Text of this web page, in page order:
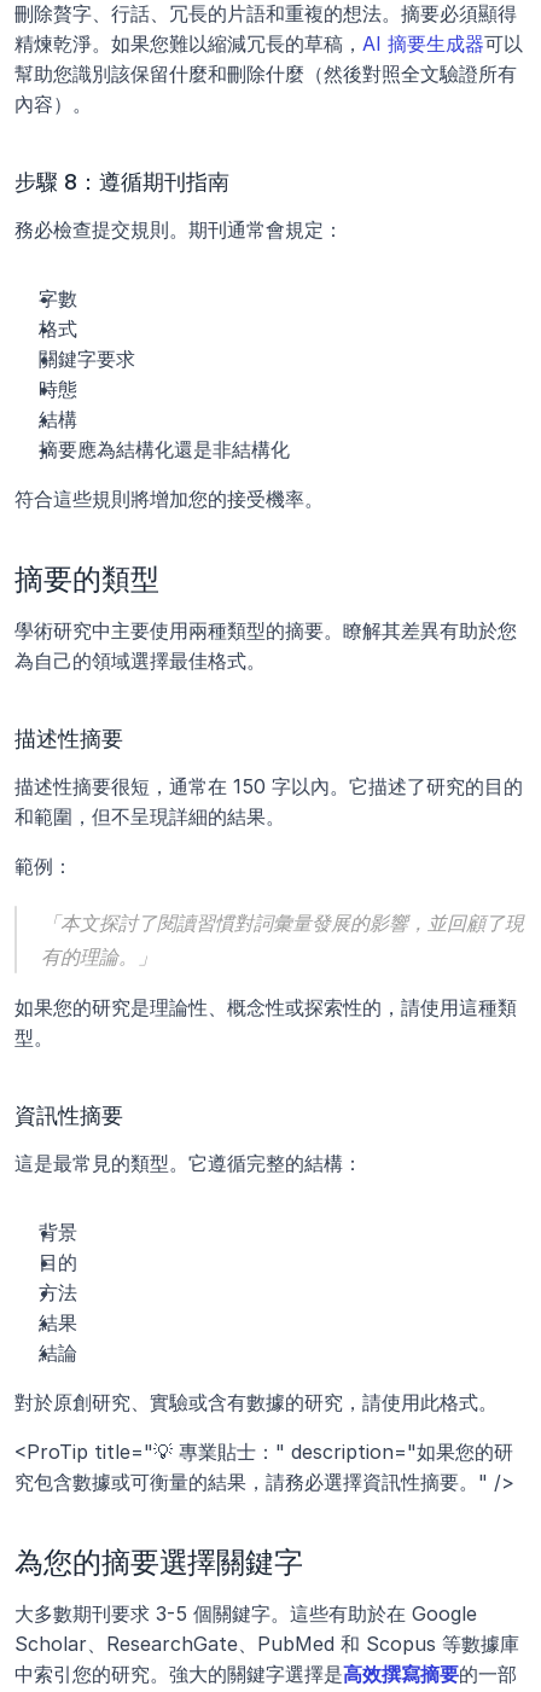
刪除贅字、行話、冗長的片語和重複的想法。摘要必須顯得
精煉乾淨。如果您難以縮減冗長的草稿， AI 摘要生成器可以
幫助您識別該保留什麼和刪除什麼（然後對照全文驗證所有
內容）。
步驟 8：遵循期刊指南
務必檢查提交規則。期刊通常會規定：
字數
格式
關鍵字要求
時態
結構
摘要應為結構化還是非結構化
符合這些規則將增加您的接受機率。
摘要的類型
學術研究中主要使用兩種類型的摘要。瞭解其差異有助於您
為自己的領域選擇最佳格式。
描述性摘要
描述性摘要很短，通常在 150 字以內。它描述了研究的目的
和範圍，但不呈現詳細的結果。
範例：
「本文探討了閱讀習慣對詞彙量發展的影響，並回顧了現
有的理論。」
如果您的研究是理論性、概念性或探索性的，請使用這種類
型。
資訊性摘要
這是最常見的類型。它遵循完整的結構：
背景
目的
方法
結果
結論
對於原創研究、實驗或含有數據的研究，請使用此格式。
<ProTip title="💡 專業貼士：" description="如果您的研
究包含數據或可衡量的結果，請務必選擇資訊性摘要。" />
為您的摘要選擇關鍵字
大多數期刊要求 3-5 個關鍵字。這些有助於在 Google
Scholar、ResearchGate、PubMed 和 Scopus 等數據庫
中索引您的研究。強大的關鍵字選擇是高效撰寫摘要的一部